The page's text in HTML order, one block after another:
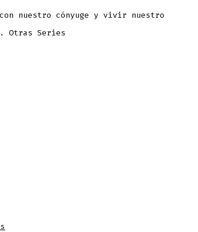
nuestro cónyuge y vivir nuestro
Otras Series